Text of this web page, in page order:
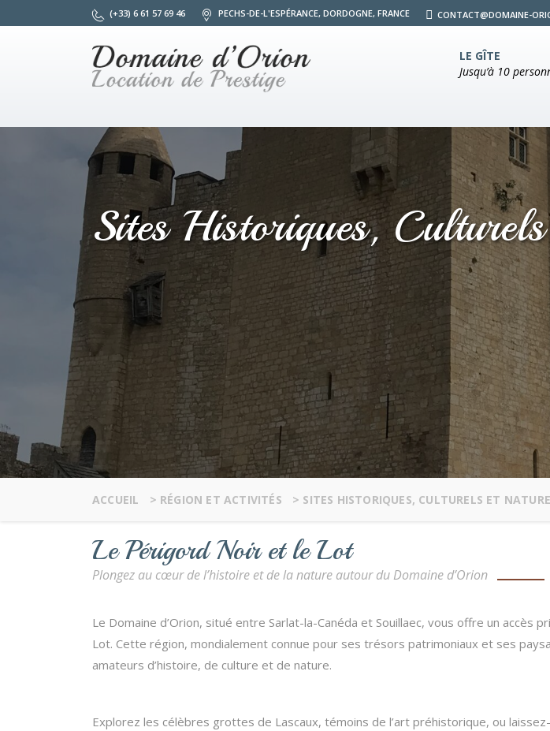
(+33) 6 61 57 69 46 PECHS-DE-L'ESPÉRANCE, DORDOGNE, FRANCE CONTACT@DOMAINE-
LE GÎTE
Jusqu’à 10
Sites Historiques,
ACCUEIL > RÉGION ET ACTIVITÉS > SITES HISTORIQUES, CULTURELS ET NATURE
Le Périgord Noir et le Lot
Plongez au cœur de l’histoire et de la nature autour du Domaine d’Orion
Le Domaine d’Orion, situé entre Sarlat-la-Canéda et Souillaec, vous offre un
Lot. Cette région, mondialement connue pour ses trésors patrimoniaux et ses
amateurs d’histoire, de culture et de nature.
Explorez les célèbres grottes de Lascaux, témoins de l’art préhistorique, ou